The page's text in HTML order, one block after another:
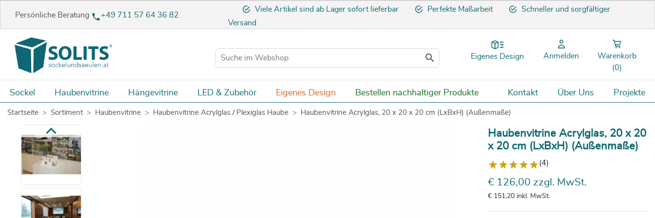
Persönliche Beratung +49 711 57 64 36 82
Viele Artikel sind ab Lager sofort lieferbar Perfekte Maßarbeit
Schneller und sorgfältiger
Versand
 Eigenes Design Anmelden
Warenkorb
(0)
Sockel Haubenvitrine Hängevitrine LED & Zubehör Eigenes Design Projekte
Über Uns
Kontakt
Bestellen nachhaltiger Produkte
Startseite Sortiment Haubenvitrine Haubenvitrine Acrylglas / Plexiglas Haube Haubenvitrine Acrylglas, 20 x 20 x 20 cm (LxBxH) (Außenmaße)
Haubenvitrine Acrylglas, 20 x 20
x 20 cm (LxBxH) (Außenmaße)
(4)
€ 126,00 zzgl. MwSt.
€ 151,20inkl. MwSt.